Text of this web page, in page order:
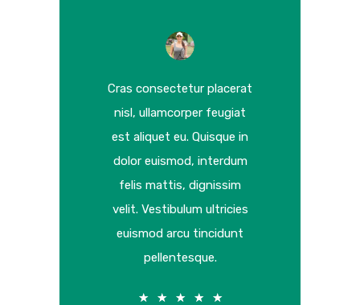
Cras consectetur placerat
nisl, ullamcorper feugiat
est aliquet eu. Quisque in
dolor euismod, interdum
felis mattis, dignissim
velit. Vestibulum ultricies
euismod arcu tincidunt
pellentesque.
★ ★ ★ ★ ★